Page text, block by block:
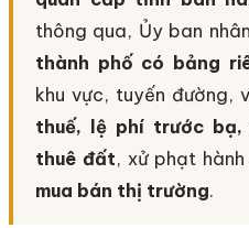
thông qua, Ủy ban
thành phố có bảng
khu vực, tuyến đường,
thuế, lệ phí trước
thuê đất, xử phạt
mua bán thị trường.